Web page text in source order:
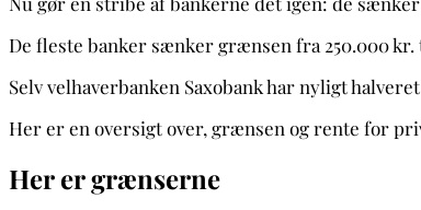
De fleste banker sænker grænsen fra 250.000
Selv velhaverbanken Saxobank har nyligt
Her er en oversigt over, grænsen og rente for
Her er grænserne